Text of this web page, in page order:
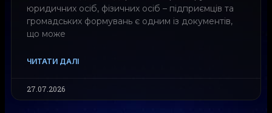
юридичних осіб, фізичних осіб – підприємців та
громадських формувань є одним із документів,
що може
ЧИТАТИ ДАЛІ
27.07.2026